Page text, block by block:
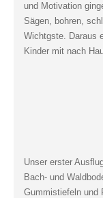
und Motivation
Sägen, bohren,
Wichtgste. Daraus
Kinder mit nach
Unser erster
Bach- und
Gummistiefeln und